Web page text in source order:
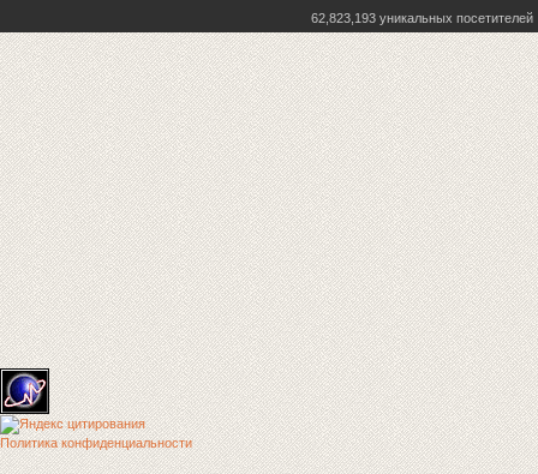
62,823,193 уникальных посетителей
Политика конфиденциальности